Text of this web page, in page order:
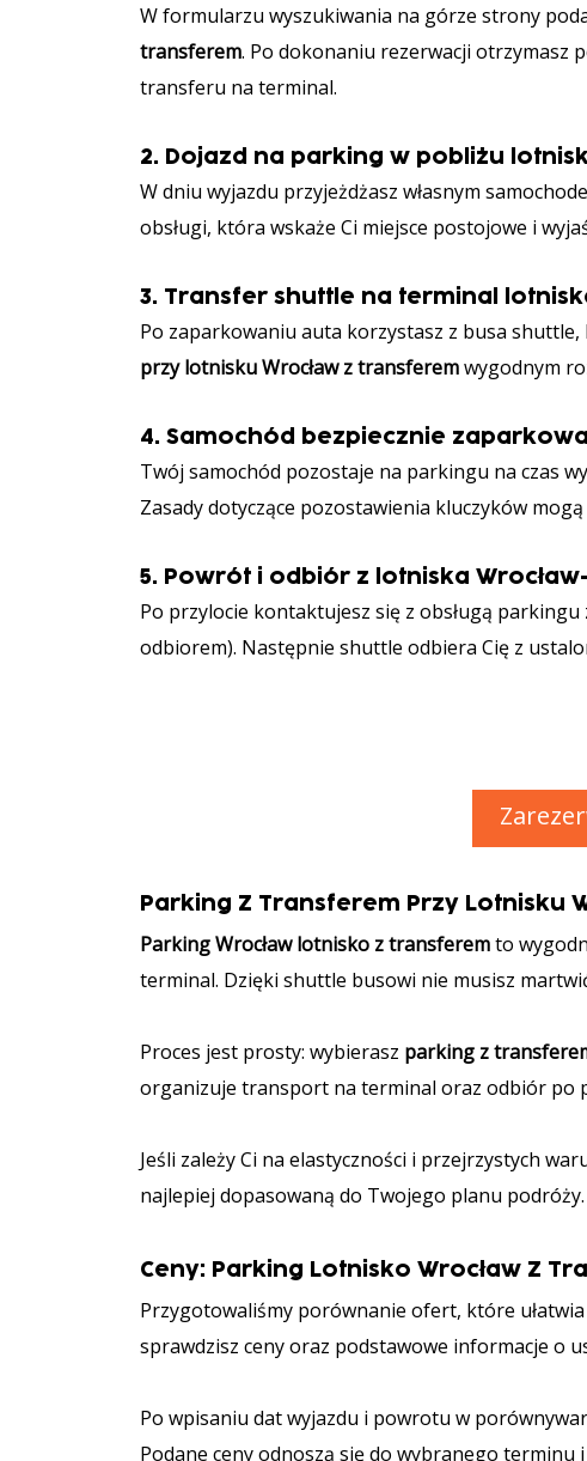
W formularzu wyszukiwania na górze strony
transferem. Po dokonaniu rezerwacji otrzymasz
transferu na terminal.
2. Dojazd na parking w pobliżu
W dniu wyjazdu przyjeżdżasz własnym
obsługi, która wskaże Ci miejsce postojowe i
3. Transfer shuttle na terminal
Po zaparkowaniu auta korzystasz z busa
przy lotnisku Wrocław z transferemwygodnym
4. Samochód bezpiecznie
Twój samochód pozostaje na parkingu na czas
Zasady dotyczące pozostawienia kluczyków
5. Powrót i odbiór z lotniska
Po przylocie kontaktujesz się z obsługą
odbiorem). Następnie shuttle odbiera Cię z
Parking Z Transferem Przy Lotnisku
Parking Wrocław lotnisko z transferemto
terminal. Dzięki shuttle busowi nie musisz
Proces jest prosty: wybierasz parking z
organizuje transport na terminal oraz odbiór po
Jeśli zależy Ci na elastyczności i przejrzystych
najlepiej dopasowaną do Twojego planu podróży.
Ceny: Parking Lotnisko Wrocław Z
Przygotowaliśmy porównanie ofert, które
sprawdzisz ceny oraz podstawowe informacje o
Po wpisaniu dat wyjazdu i powrotu w
Podane ceny odnoszą się do wybranego terminu